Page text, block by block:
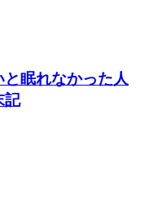
眠れなかった人
記